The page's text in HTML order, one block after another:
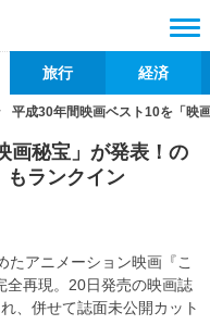
旅行 経済
平成30年間映画ベスト10を「映
画秘宝」が発表！の
もランクイン
たアニメーション映画『こ
全再現。20日発売の映画誌
、併せて誌面未公開カット